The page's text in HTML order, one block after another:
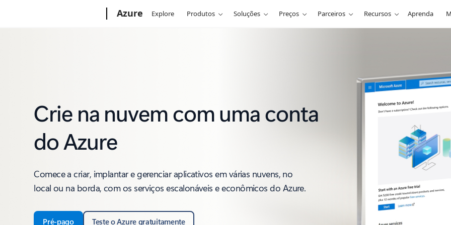
Azure Explore Produtos Soluções Preços Parceiros Recursos Aprenda
Crie na nuvem com uma conta
do Azure
Comece a criar, implantar e gerenciar aplicativos em várias nuvens, no
local ou na borda, com os serviços escalonáveis e econômicos do Azure.
Pré-pago Teste o Azure gratuitamente